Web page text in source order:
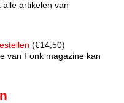
artikelen van
(€14,50)
van Fonk magazine kan